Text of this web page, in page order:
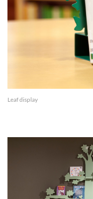
Leaf display